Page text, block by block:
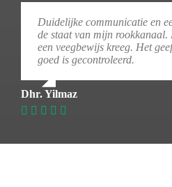
Duidelijke communicatie en
de staat van mijn
een veegbewijs kreeg. Het
goed is gecontroleerd.
Dhr. Yilmaz